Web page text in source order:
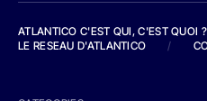
ATLANTICO C'EST QUI, C'EST QUOI ?
LE RESEAU D'ATLANTICO
/